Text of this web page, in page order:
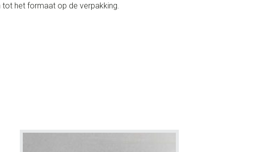
het formaat op de verpakking.